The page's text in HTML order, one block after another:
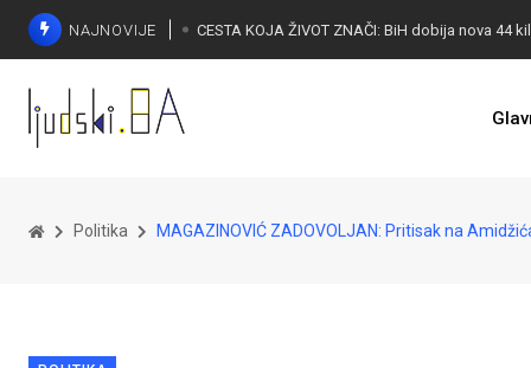
NAJNOVIJE
Politika MAGAZINOVIĆ ZADOVOLJAN: Pritisak na